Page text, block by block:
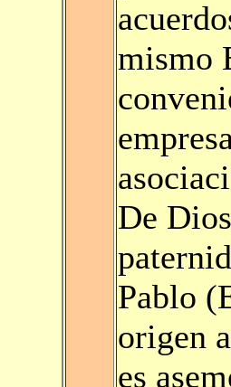
mismo
De
Pablo
origen
es